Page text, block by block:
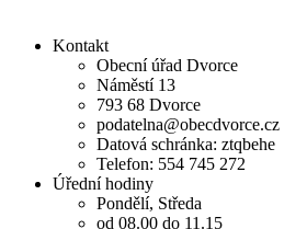
Kontakt
Obecní úřad Dvorce
Náměstí 13
793 68 Dvorce
podatelna@obecdvorce.cz
Datová schránka: ztqbehe
Telefon: 554 745 272
Úřední hodiny
Pondělí, Středa
od 08.00 do 11.15